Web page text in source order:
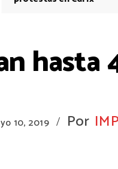
hasta
10, 2019 / Por